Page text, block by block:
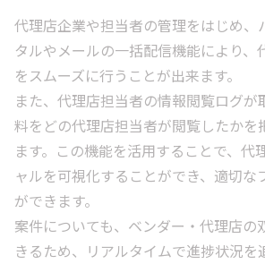
代理店企業や担当者の管理をはじめ、
タルやメールの一括配信機能により、
をスムーズに行うことが出来ます。
また、代理店担当者の情報閲覧ログが
料をどの代理店担当者が閲覧したかを
ます。この機能を活用することで、代
ャルを可視化することができ、適切な
ができます。
案件についても、ベンダー・代理店の
きるため、リアルタイムで進捗状況を